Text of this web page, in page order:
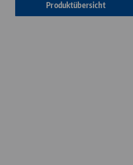
Schraubstöcke
Spannbacken
Produktübersicht